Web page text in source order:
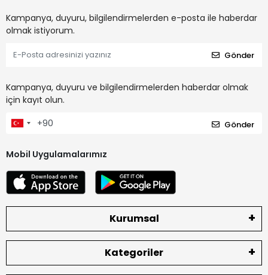
Kampanya, duyuru, bilgilendirmelerden e-posta ile haberdar
olmak istiyorum.
Gönder
Kampanya, duyuru ve bilgilendirmelerden haberdar olmak
için kayıt olun.
Gönder
Mobil Uygulamalarımız
Kurumsal
Kategoriler